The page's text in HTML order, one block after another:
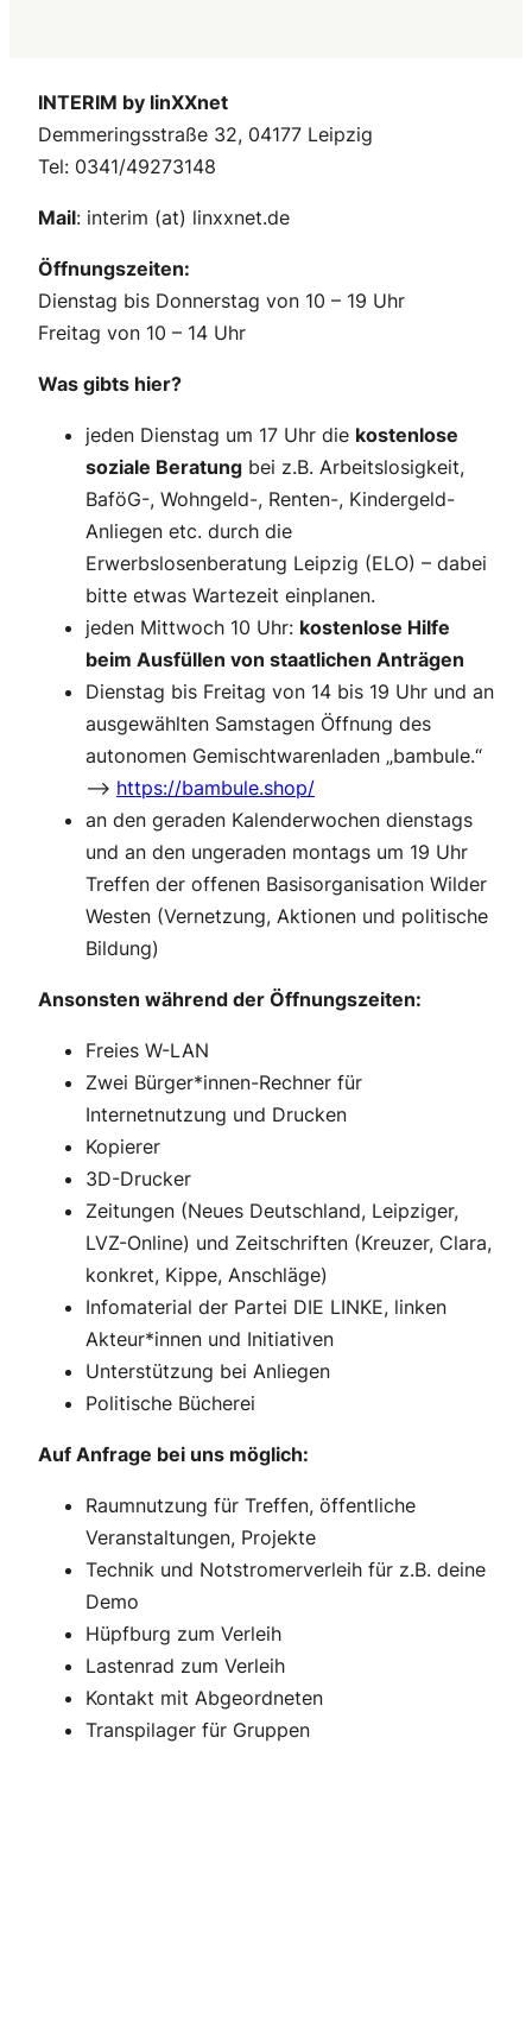
INTERIM by linXXnet
Demmeringsstraße 32, 04177 Leipzig
Tel: 0341/49273148
Mail: interim (at) linxxnet.de
Öffnungszeiten:
Dienstag bis Donnerstag von 10 – 19 Uhr
Freitag von 10 – 14 Uhr
Was gibts hier?
jeden Dienstag um 17 Uhr die kostenlose
soziale Beratung bei z.B. Arbeitslosigkeit,
BaföG-, Wohngeld-, Renten-, Kindergeld-
Anliegen etc. durch die
Erwerbslosenberatung Leipzig (ELO) – dabei
bitte etwas Wartezeit einplanen.
jeden Mittwoch 10 Uhr: kostenlose Hilfe
beim Ausfüllen von staatlichen Anträgen
Dienstag bis Freitag von 14 bis 19 Uhr und an
ausgewählten Samstagen Öffnung des
autonomen Gemischtwarenladen „bambule.“
–> https://bambule.shop/
an den geraden Kalenderwochen dienstags
und an den ungeraden montags um 19 Uhr
Treffen der offenen Basisorganisation Wilder
Westen (Vernetzung, Aktionen und politische
Bildung)
Ansonsten während der Öffnungszeiten:
Freies W-LAN
Zwei Bürger*innen-Rechner für
Internetnutzung und Drucken
Kopierer
3D-Drucker
Zeitungen (Neues Deutschland, Leipziger,
LVZ-Online) und Zeitschriften (Kreuzer, Clara,
konkret, Kippe, Anschläge)
Infomaterial der Partei DIE LINKE, linken
Akteur*innen und Initiativen
Unterstützung bei Anliegen
Politische Bücherei
Auf Anfrage bei uns möglich:
Raumnutzung für Treffen, öffentliche
Veranstaltungen, Projekte
Technik und Notstromerverleih für z.B. deine
Demo
Hüpfburg zum Verleih
Lastenrad zum Verleih
Kontakt mit Abgeordneten
Transpilager für Gruppen